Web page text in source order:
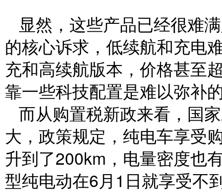
显然，这些产品已经很难
的核心诉求，低续航和充电
充和高续航版本，价格甚至
靠一些科技配置是难以弥补
而从购置税新政来看，国
大，政策规定，纯电车享受
升到了200km，电量密度也
型纯电动在6月1日就享受不